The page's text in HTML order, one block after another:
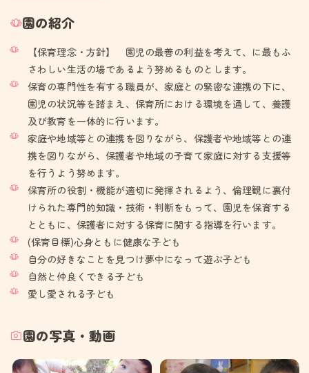
園の紹介
【保育理念・方針】 園児の最善の利益を考えて、に最もふ
さわしい生活の場であるよう努めるものとします。
保育の専門性を有する職員が、家庭との緊密な連携の下に、
園児の状況等を踏まえ、保育所における環境を通して、養護
及び教育を一体的に行います。
家庭や地域等との連携を図りながら、保護者や地域等との連
携を図りながら、保護者や地域の子育て家庭に対する支援等
を行うよう努めます。
保育所の役割・機能が適切に発揮されるよう、倫理観に裏付
けられた専門的知識・技術・判断をもって、園児を保育する
とともに、保護者に対する保育に関する指導を行います。
(保育目標)心身ともに健康な子ども
自分の好きなことを見つけ夢中になって遊ぶ子ども
自然と仲良くできる子ども
愛し愛される子ども
園の写真・動画